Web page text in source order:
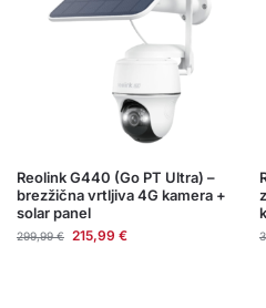
Reolink G440 (Go PT Ultra) –
brezžična vrtljiva 4G kamera +
solar panel
299,99€ 215,99 €